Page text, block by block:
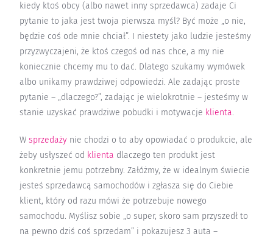
kiedy ktoś obcy (albo nawet inny sprzedawca) zadaje Ci
pytanie to jaka jest twoja pierwsza myśl? Być może „o nie,
będzie coś ode mnie chciał”. I niestety jako ludzie jesteśmy
przyzwyczajeni, że ktoś czegoś od nas chce, a my nie
koniecznie chcemy mu to dać. Dlatego szukamy wymówek
albo unikamy prawdziwej odpowiedzi. Ale zadając proste
pytanie – „dlaczego?”, zadając je wielokrotnie – jesteśmy w
stanie uzyskać prawdziwe pobudki i motywacje klienta.
Wsprzedaży nie chodzi o to aby opowiadać o produkcie, ale
żeby usłyszeć od klienta dlaczego ten produkt jest
konkretnie jemu potrzebny. Załóżmy, że w idealnym świecie
jesteś sprzedawcą samochodów i zgłasza się do Ciebie
klient, który od razu mówi że potrzebuje nowego
samochodu. Myślisz sobie „o super, skoro sam przyszedł to
na pewno dziś coś sprzedam” i pokazujesz 3 auta –